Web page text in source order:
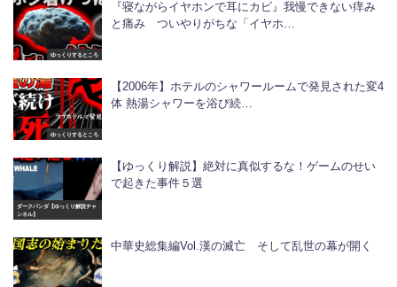
ゆっくりするところ
『寝ながらイヤホンで耳にカビ』我慢できない痒み
と痛み ついやりがちな「イヤホ…
ゆっくりするところ
【2006年】ホテルのシャワールームで発見された変4
体 熱湯シャワーを浴び続…
ダークパンダ【ゆっくり解説チャ
ンネル】
【ゆっくり解説】絶対に真似するな！ゲームのせい
で起きた事件５選
中華史総集編Vol.漢の滅亡 そして乱世の幕が開く